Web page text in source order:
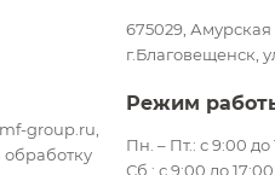
group.ru,
обработку
675029, Амурская
г.Благовещенск,
Режим
Пн. – Пт.: с 9:00 до
Сб.: с 9:00 до